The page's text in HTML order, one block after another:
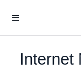
Internet